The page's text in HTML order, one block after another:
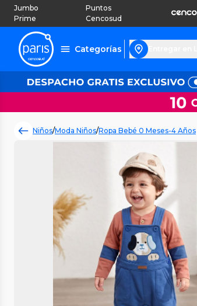
Jumbo
Prime
Puntos
Cencosud
Categorías
Niños/Moda Niños/Ropa Bebé 0 Meses-4 Años